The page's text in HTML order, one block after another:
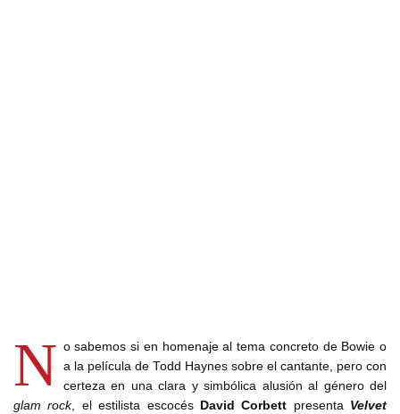
N o sabemos si en homenaje al tema concreto de Bowie o
a la película de Todd Haynes sobre el cantante, pero con
certeza en una clara y simbólica alusión al género del
glam rock, el estilista escocés David Corbett presenta Velvet